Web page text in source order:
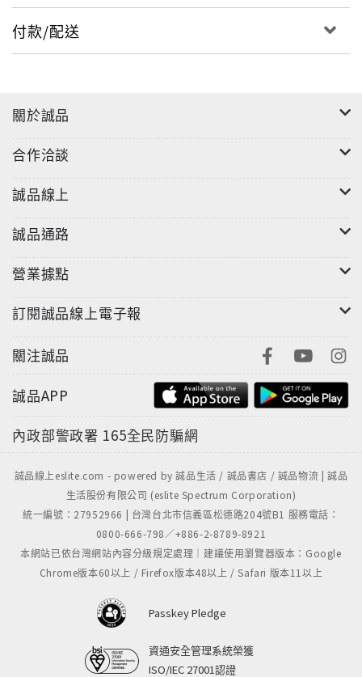
付款/配送
關於誠品
合作洽談
誠品線上
誠品通路
營業據點
訂閱誠品線上電子報
關注誠品
誠品APP
內政部警政署 165全民防騙網
誠品線上eslite.com - powered by 誠品生活 / 誠品書店 / 誠品物流 | 誠品
生活股份有限公司 (eslite Spectrum Corporation)
統一編號：27952966 | 台灣台北市信義區松德路204號B1 服務電話：
0800-666-798／+886-2-8789-8921
本網站已依台灣網站內容分級規定處理｜建議使用瀏覽器版本：Google
Chrome版本60以上 / Firefox版本48以上 / Safari 版本11以上
Passkey Pledge
資通安全管理系統榮獲
ISO/IEC 27001認證